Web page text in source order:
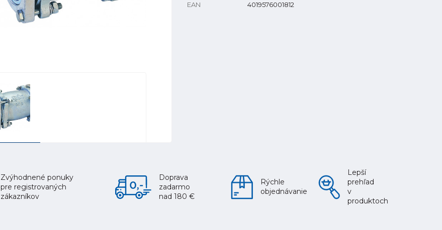
EAN
4019576001812
Zvýhodnené ponuky
pre registrovaných
zákazníkov
Doprava
zadarmo
nad 180 €
Rýchle
objednávanie
Lepší
prehľad
v
produktoch